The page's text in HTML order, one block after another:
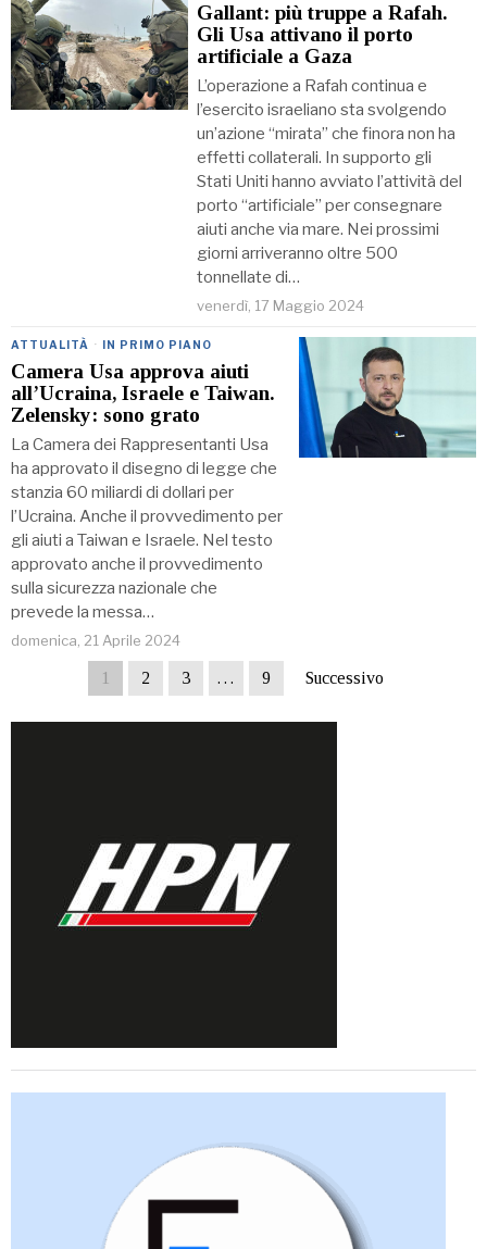
Gallant: più truppe a Rafah.
Gli Usa attivano il porto
artificiale a Gaza
L’operazione a Rafah continua e
l’esercito israeliano sta svolgendo
un’azione “mirata” che finora non ha
effetti collaterali. In supporto gli
Stati Uniti hanno avviato l’attività del
porto “artificiale” per consegnare
aiuti anche via mare. Nei prossimi
giorni arriveranno oltre 500
tonnellate di…
venerdì, 17 Maggio 2024
ATTUALITÀ · IN PRIMO PIANO
Camera Usa approva aiuti
all’Ucraina, Israele e Taiwan.
Zelensky: sono grato
La Camera dei Rappresentanti Usa
ha approvato il disegno di legge che
stanzia 60 miliardi di dollari per
l’Ucraina. Anche il provvedimento per
gli aiuti a Taiwan e Israele. Nel testo
approvato anche il provvedimento
sulla sicurezza nazionale che
prevede la messa…
domenica, 21 Aprile 2024
1 2 3 … 9 Successivo